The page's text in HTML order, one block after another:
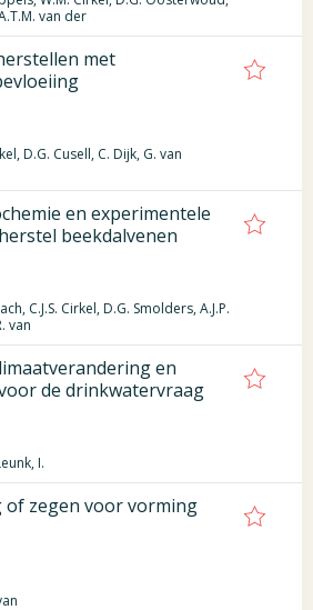
van der
met
D.G. Cusell, C. Dijk, G. van
en experimentele
beekdalvenen
C.J.S. Cirkel, D.G. Smolders, A.J.P.
van
en
de drinkwatervraag
I.
of zegen voor vorming